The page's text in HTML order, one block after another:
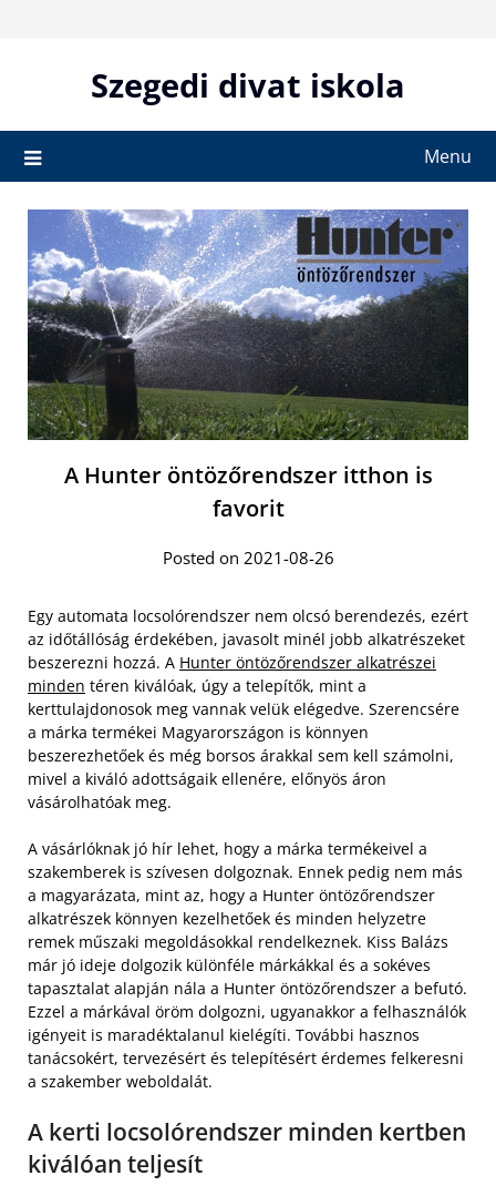
Szegedi divat iskola
Menu
A Hunter öntözőrendszer itthon is
favorit
Posted on 2021-08-26
Egy automata locsolórendszer nem olcsó berendezés, ezért
az időtállóság érdekében, javasolt minél jobb alkatrészeket
beszerezni hozzá. A Hunter öntözőrendszer alkatrészei
minden téren kiválóak, úgy a telepítők, mint a
kerttulajdonosok meg vannak velük elégedve. Szerencsére
a márka termékei Magyarországon is könnyen
beszerezhetőek és még borsos árakkal sem kell számolni,
mivel a kiváló adottságaik ellenére, előnyös áron
vásárolhatóak meg.
A vásárlóknak jó hír lehet, hogy a márka termékeivel a
szakemberek is szívesen dolgoznak. Ennek pedig nem más
a magyarázata, mint az, hogy a Hunter öntözőrendszer
alkatrészek könnyen kezelhetőek és minden helyzetre
remek műszaki megoldásokkal rendelkeznek. Kiss Balázs
már jó ideje dolgozik különféle márkákkal és a sokéves
tapasztalat alapján nála a Hunter öntözőrendszer a befutó.
Ezzel a márkával öröm dolgozni, ugyanakkor a felhasználók
igényeit is maradéktalanul kielégíti. További hasznos
tanácsokért, tervezésért és telepítésért érdemes felkeresni
a szakember weboldalát.
A kerti locsolórendszer minden kertben
kiválóan teljesít